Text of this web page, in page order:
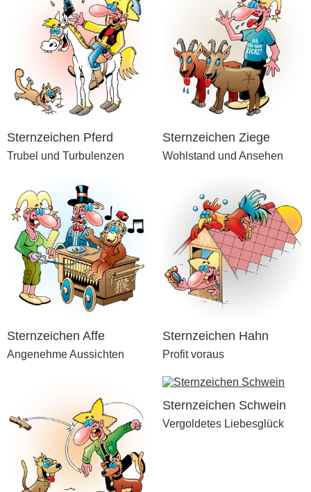
Sternzeichen Pferd
Trubel und Turbulenzen
Sternzeichen Ziege
Wohlstand und Ansehen
Sternzeichen Affe
Angenehme Aussichten
Sternzeichen Hahn
Profit voraus
Sternzeichen Schwein
Vergoldetes Liebesglück